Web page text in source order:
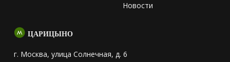
Новости
ЦАРИЦЫНО
г. Москва, улица Солнечная, д. 6